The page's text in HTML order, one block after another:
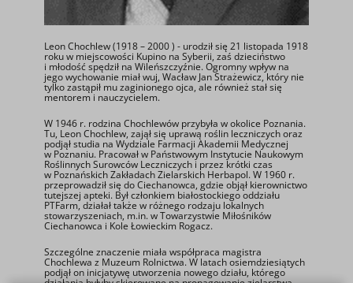
Leon Chochlew (1918 – 2000 ) - urodził się 21 listopada 1918
roku w miejscowości Kupino na Syberii, zaś dzieciństwo
i młodość spędził na Wileńszczyźnie. Ogromny wpływ na
jego wychowanie miał wuj, Wacław Jan Strażewicz, który nie
tylko zastąpił mu zaginionego ojca, ale również stał się
mentorem i nauczycielem.
W 1946 r. rodzina Chochlewów przybyła w okolice Poznania.
Tu, Leon Chochlew, zajął się uprawą roślin leczniczych oraz
podjął studia na Wydziale Farmacji Akademii Medycznej
w Poznaniu. Pracował w Państwowym Instytucie Naukowym
Roślinnych Surowców Leczniczych i przez krótki czas
w Poznańskich Zakładach Zielarskich Herbapol. W 1960 r.
przeprowadził się do Ciechanowca, gdzie objął kierownictwo
tutejszej apteki. Był członkiem białostockiego oddziału
PTFarm, działał także w różnego rodzaju lokalnych
stowarzyszeniach, m.in. w Towarzystwie Miłośników
Ciechanowca i Kole Łowieckim Rogacz.
Szczególne znaczenie miała współpraca magistra
Chochlewa z Muzeum Rolnictwa. W latach osiemdziesiątych
podjął on inicjatywę utworzenia nowego działu, którego